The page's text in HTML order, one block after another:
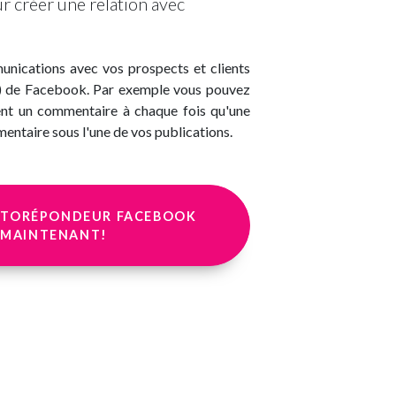
avec vos prospects et clients
Facebook. Par exemple vous pouvez
un commentaire à chaque fois qu'une
sous l'une de vos publications.
FACEBOOK
MAINTENANT!